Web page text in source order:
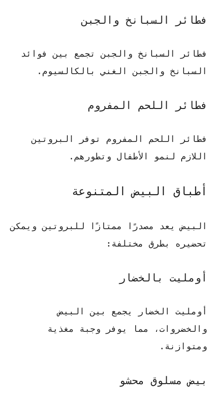
فطائر السبانخ والجبن
فطائر السبانخ والجبن تجمع بين فوائد
السبانخ والجبن الغني بالكالسيوم.
فطائر اللحم المفروم
فطائر اللحم المفروم توفر البروتين
اللازم لنمو الأطفال وتطورهم.
أطباق البيض المتنوعة
البيض يعد مصدرًا ممتازًا للبروتين ويمكن
تحضيره بطرق مختلفة:
أومليت بالخضار
أومليت الخضار يجمع بين البيض
والخضروات، مما يوفر وجبة مغذية
ومتوازنة.
بيض مسلوق محشو